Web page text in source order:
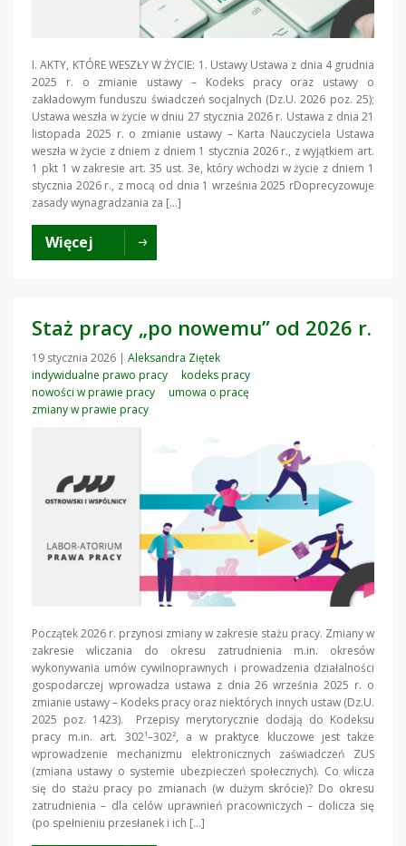
I. AKTY, KTÓRE WESZŁY W ŻYCIE: 1. Ustawy Ustawa z dnia 4 grudnia
2025 r. o zmianie ustawy – Kodeks pracy oraz ustawy o
zakładowym funduszu świadczeń socjalnych (Dz.U. 2026 poz. 25);
Ustawa weszła w życie w dniu 27 stycznia 2026 r. Ustawa z dnia 21
listopada 2025 r. o zmianie ustawy – Karta Nauczyciela Ustawa
weszła w życie z dniem z dniem 1 stycznia 2026 r., z wyjątkiem art.
1 pkt 1 w zakresie art. 35 ust. 3e, który wchodzi w życie z dniem 1
stycznia 2026 r., z mocą od dnia 1 września 2025 rDoprecyzowuje
zasady wynagradzania za […]
Więcej
Staż pracy „po nowemu” od 2026 r.
19 stycznia 2026 | Aleksandra Ziętek
indywidualne prawo pracy
kodeks pracy
nowości w prawie pracy
umowa o pracę
zmiany w prawie pracy
Początek 2026 r. przynosi zmiany w zakresie stażu pracy. Zmiany w
zakresie wliczania do okresu zatrudnienia m.in. okresów
wykonywania umów cywilnoprawnych i prowadzenia działalności
gospodarczej wprowadza ustawa z dnia 26 września 2025 r. o
zmianie ustawy – Kodeks pracy oraz niektórych innych ustaw (Dz.U.
2025 poz. 1423). Przepisy merytorycznie dodają do Kodeksu
pracy m.in. art. 302¹–302², a w praktyce kluczowe jest także
wprowadzenie mechanizmu elektronicznych zaświadczeń ZUS
(zmiana ustawy o systemie ubezpieczeń społecznych). Co wlicza
się do stażu pracy po zmianach (w dużym skrócie)? Do okresu
zatrudnienia – dla celów uprawnień pracowniczych – dolicza się
(po spełnieniu przesłanek i ich […]